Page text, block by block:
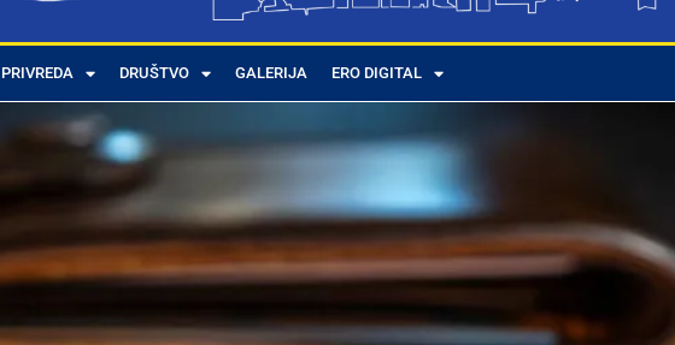
PRIVREDA DRUŠTVO GALERIJA ERO DIGITAL